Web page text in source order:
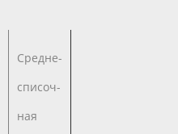
Средне-
списоч-
ная